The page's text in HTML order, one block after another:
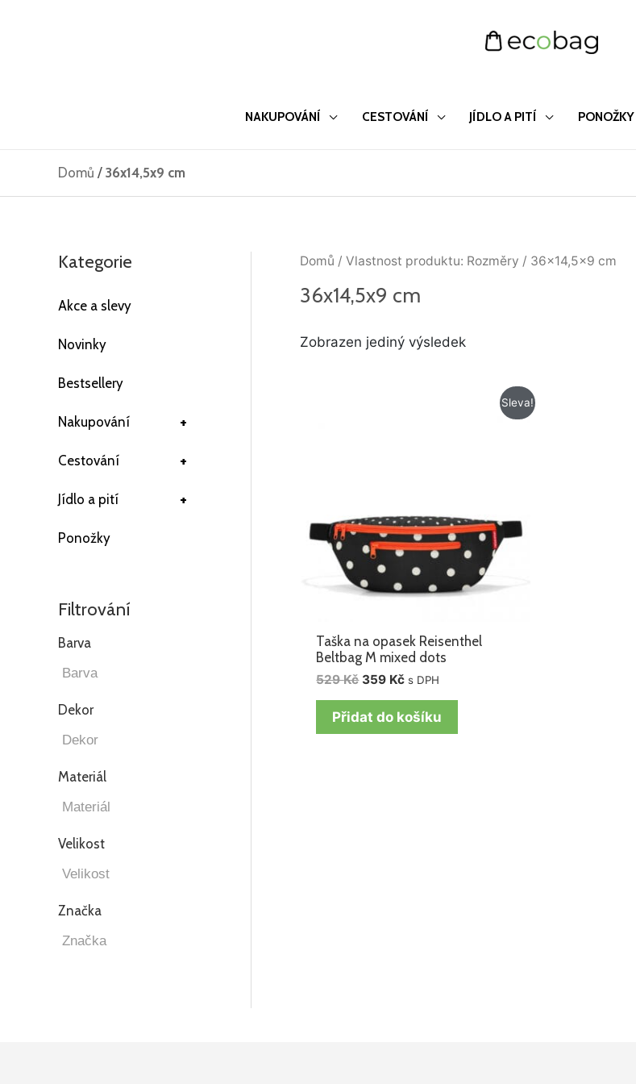
NAKUPOVÁNÍ CESTOVÁNÍ JÍDLO A PITÍ PONOŽKY
Domů / 36x14,5x9 cm
Kategorie
Akce a slevy
Novinky
Bestsellery
+
Nakupování
+
Cestování
+
Jídlo a pití
Ponožky
Filtrování
Barva
Dekor
Materiál
Velikost
Značka
Domů / Vlastnost produktu: Rozměry / 36x14,5x9 cm
36x14,5x9 cm
Zobrazen jediný výsledek
Sleva!
Taška na opasek Reisenthel
Beltbag M mixed dots
529Kč 359 Kč s DPH
Přidat do košíku